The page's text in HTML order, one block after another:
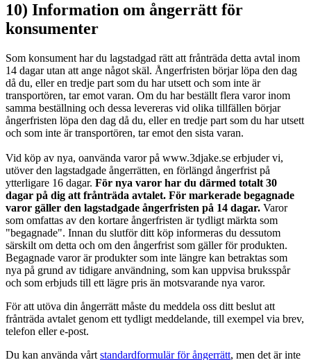
10) Information om ångerrätt för
konsumenter
Som konsument har du lagstadgad rätt att frånträda detta avtal inom
14 dagar utan att ange något skäl. Ångerfristen börjar löpa den dag
då du, eller en tredje part som du har utsett och som inte är
transportören, tar emot varan. Om du har beställt flera varor inom
samma beställning och dessa levereras vid olika tillfällen börjar
ångerfristen löpa den dag då du, eller en tredje part som du har utsett
och som inte är transportören, tar emot den sista varan.
Vid köp av nya, oanvända varor på www.3djake.se erbjuder vi,
utöver den lagstadgade ångerrätten, en förlängd ångerfrist på
ytterligare 16 dagar. För nya varor har du därmed totalt 30
dagar på dig att frånträda avtalet. För markerade begagnade
varor gäller den lagstadgade ångerfristen på 14 dagar. Varor
som omfattas av den kortare ångerfristen är tydligt märkta som
"begagnade". Innan du slutför ditt köp informeras du dessutom
särskilt om detta och om den ångerfrist som gäller för produkten.
Begagnade varor är produkter som inte längre kan betraktas som
nya på grund av tidigare användning, som kan uppvisa bruksspår
och som erbjuds till ett lägre pris än motsvarande nya varor.
För att utöva din ångerrätt måste du meddela oss ditt beslut att
frånträda avtalet genom ett tydligt meddelande, till exempel via brev,
telefon eller e-post.
Du kan använda vårt standardformulär för ångerrätt, men det är inte